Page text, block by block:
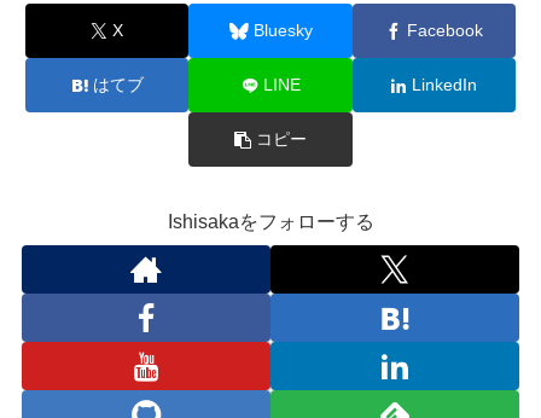
X Bluesky Facebook
はてブ LINE LinkedIn
コピー
Ishisakaをフォローする